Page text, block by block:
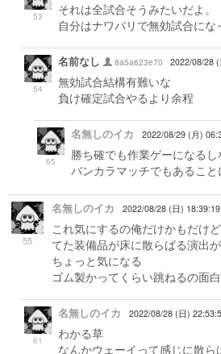
53
それは全試合そうみたいだよ。
自分はナワバリで無効試合にな
54
名前なし 8a5a623e70 2022/08/28
無効試合結構有難いな
負け確定試合やるより余程
65
名無しのイカ 2022/08/29 (月)
勝ち確でも作業ゲーになるし
バンカラマッチでもあるこ
55
名無しのイカ 2022/08/28 (日) 18:39:19
これ気にするの俺だけかもだけ
てた装備品が床に散らばる演出
ちょっと気になる
ゴム製かってくらい跳ねるの面
61
名無しのイカ 2022/08/28 (日)
わかる草
なんかウェーイって感じに散